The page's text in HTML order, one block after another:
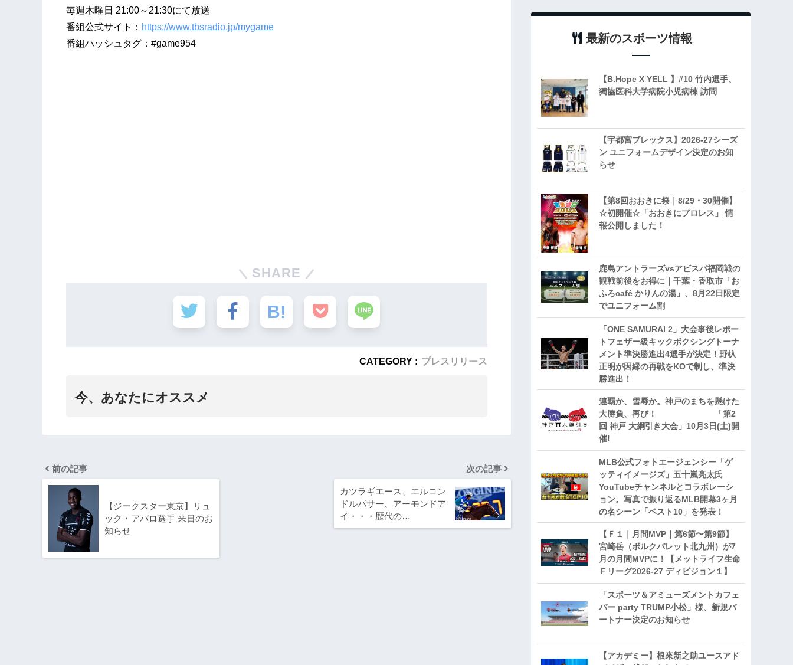
毎週木曜日 21:00～21:30にて放送
番組公式サイト： https://www.tbsradio.jp/mygame
番組ハッシュタグ：#game954
SHARE
CATEGORY : プレスリリース
今、あなたにオススメ
前の記事
【ジークスター東京】リュ
ック・アバロ選手 来日のお
知らせ
次の記事
カツラギエース、エルコン
ドルパサー、アーモンドア
イ・・・歴代の…
最新のスポーツ情報
【B.Hope X YELL 】#10 竹内選手、
獨協医科大学病院小児病棟 訪問
【宇都宮ブレックス】2026-27シーズ
ン ユニフォームデザイン決定のお知
らせ
【第8回おおきに祭｜8/29・30開催】
☆初開催☆「おおきにプロレス」 情
報公開しました！
鹿島アントラーズvsアビスパ福岡戦の
観戦前後をお得に｜千葉・香取市「お
ふろcafé かりんの湯」、8月22日限定
でユニフォーム割
「ONE SAMURAI 2」大会事後レポー
トフェザー級キックボクシングトーナ
メント準決勝進出4選手が決定！野杁
正明が因縁の再戦をKOで制し、準決
勝進出！
連覇か、雪辱か。神戸のまちを懸けた
大勝負、再び！ 「第2
回 神戸 大綱引き大会」10月3日(土)開
催!
MLB公式フォトエージェンシー「ゲ
ッティイメージズ」五十嵐亮太氏
YouTubeチャンネルとコラボレーシ
ョン。写真で振り返るMLB開幕3ヶ月
の名シーン「ベスト10」を発表！
【Ｆ１｜月間MVP｜第6節〜第9節】
宮崎岳（ボルクバレット北九州）が7
月の月間MVPに！【メットライフ生命
Ｆリーグ2026-27 ディビジョン１】
「スポーツ＆アミューズメントカフェ
バー party TRUMP小松」様、新規パ
ートナー決定のお知らせ
【アカデミー】根來新之助ユースアド